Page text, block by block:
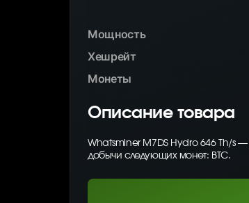
Мощность
Хешрейт
Монеты
Описание товара
Whatsminer M7DS Hydro 646 Th/s
добычи следующих монет: BTC.